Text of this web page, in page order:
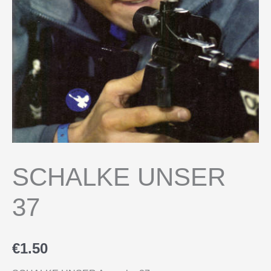
SCHALKE UNSER
37
€1.50